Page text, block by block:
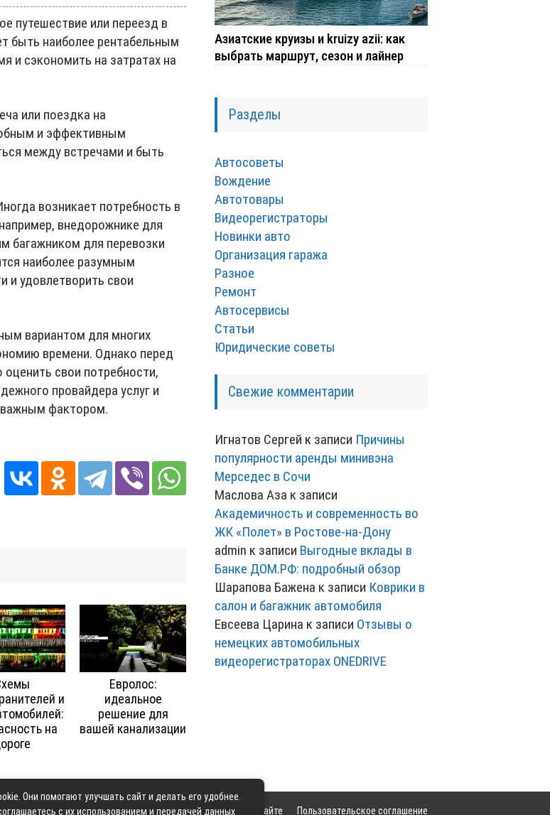
путешествие или переезд в
быть наиболее рентабельным
и сэкономить на затратах на
или поездка на
и эффективным
между встречами и быть
возникает потребность в
внедорожнике для
багажником для перевозки
наиболее разумным
удовлетворить свои
вариантом для многих
времени. Однако перед
свои потребности,
провайдера услуг и
важным фактором.
и
на
Евролос:
идеальное
решение для
вашей канализации
Азиатские круизы и kruizy azii: как
выбрать маршрут, сезон и лайнер
Разделы
Автосоветы
Вождение
Автотовары
Видеорегистраторы
Новинки авто
Организация гаража
Разное
Ремонт
Автосервисы
Статьи
Юридические советы
Свежие комментарии
Игнатов Сергей к записи Причины
популярности аренды минивэна
Мерседес в Сочи
Маслова Аза к записи
Академичность и современность во
ЖК «Полет» в Ростове-на-Дону
admin к записи Выгодные вклады в
Банке ДОМ.РФ: подробный обзор
Шарапова Бажена к записи Коврики в
салон и багажник автомобиля
Евсеева Царина к записи Отзывы о
немецких автомобильных
видеорегистраторах ONEDRIVE
Контакты Карта сайта О сайте Пользовательское соглашение
Они помогают улучшать сайт и делать его удобнее.
с их использованием и передачей данных